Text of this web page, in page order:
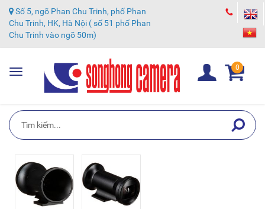
Số 5, ngõ Phan Chu Trinh, phố Phan
Chu Trinh, HK, Hà Nội ( số 51 phố Phan
Chu Trinh vào ngõ 50m)
Toggle
navigation
0